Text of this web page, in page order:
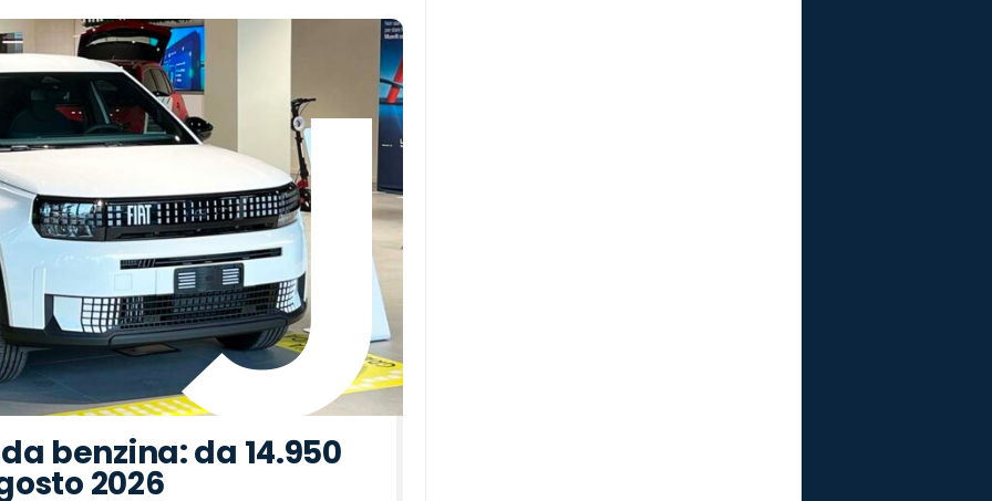
benzina: da 14.950
2026